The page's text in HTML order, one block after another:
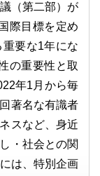
（第二部）が
際目標を定め
要な1年にな
の重要性と取
年1⽉から毎
著名な有識者
スなど、⾝近
・社会との関
は、特別企画